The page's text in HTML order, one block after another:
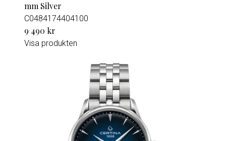
mm Silver
C0484174404100
9 490 kr
Visa produkten